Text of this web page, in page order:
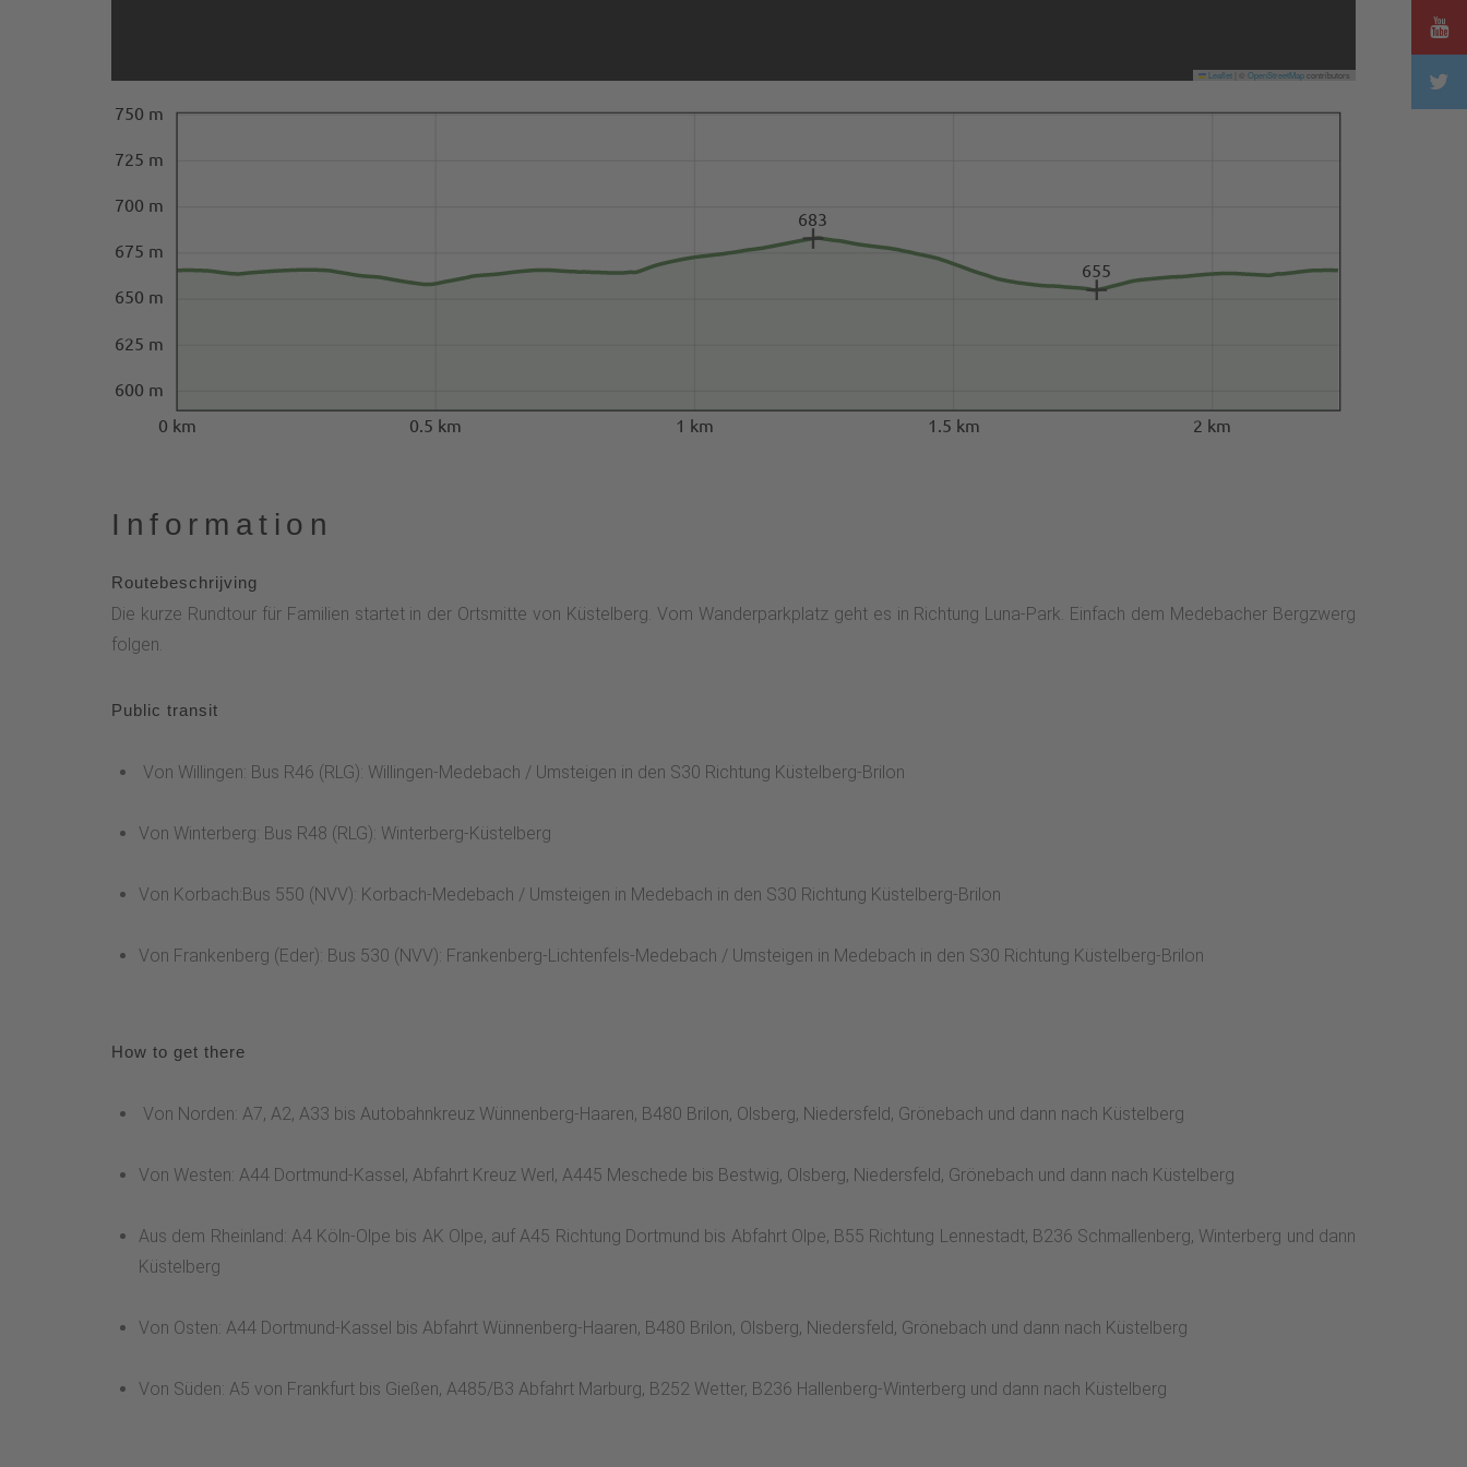
Leaflet OpenStreetMapcontributors
0 km 0.5 km 1 km 1.5 km 2 km
600 m
625 m
650 m
675 m
700 m
725 m
750 m
655
683
Information
Routebeschrijving
Die kurze Rundtour für Familien startet in der Ortsmitte von Küstelberg. Vom Wanderparkplatz geht es in Richtung Luna-Park. Einfach dem Medebacher Bergzwerg
folgen.
Public transit
Von Willingen: Bus R46 (RLG): Willingen-Medebach / Umsteigen in den S30 Richtung Küstelberg-Brilon
Von Winterberg: Bus R48 (RLG): Winterberg-Küstelberg
Von Korbach:Bus 550 (NVV): Korbach-Medebach / Umsteigen in Medebach in den S30 Richtung Küstelberg-Brilon
Von Frankenberg (Eder): Bus 530 (NVV): Frankenberg-Lichtenfels-Medebach / Umsteigen in Medebach in den S30 Richtung Küstelberg-Brilon
How to get there
Von Norden: A7, A2, A33 bis Autobahnkreuz Wünnenberg-Haaren, B480 Brilon, Olsberg, Niedersfeld, Grönebach und dann nach Küstelberg
Von Westen: A44 Dortmund-Kassel, Abfahrt Kreuz Werl, A445 Meschede bis Bestwig, Olsberg, Niedersfeld, Grönebach und dann nach Küstelberg
Aus dem Rheinland: A4 Köln-Olpe bis AK Olpe, auf A45 Richtung Dortmund bis Abfahrt Olpe, B55 Richtung Lennestadt, B236 Schmallenberg, Winterberg und dann
Küstelberg
Von Osten: A44 Dortmund-Kassel bis Abfahrt Wünnenberg-Haaren, B480 Brilon, Olsberg, Niedersfeld, Grönebach und dann nach Küstelberg
Von Süden: A5 von Frankfurt bis Gießen, A485/B3 Abfahrt Marburg, B252 Wetter, B236 Hallenberg-Winterberg und dann nach Küstelberg